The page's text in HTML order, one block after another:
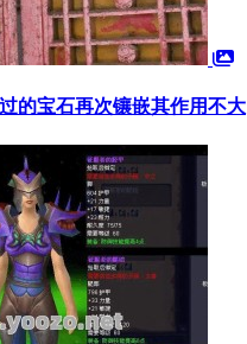
的宝石再次镶嵌其作用不大